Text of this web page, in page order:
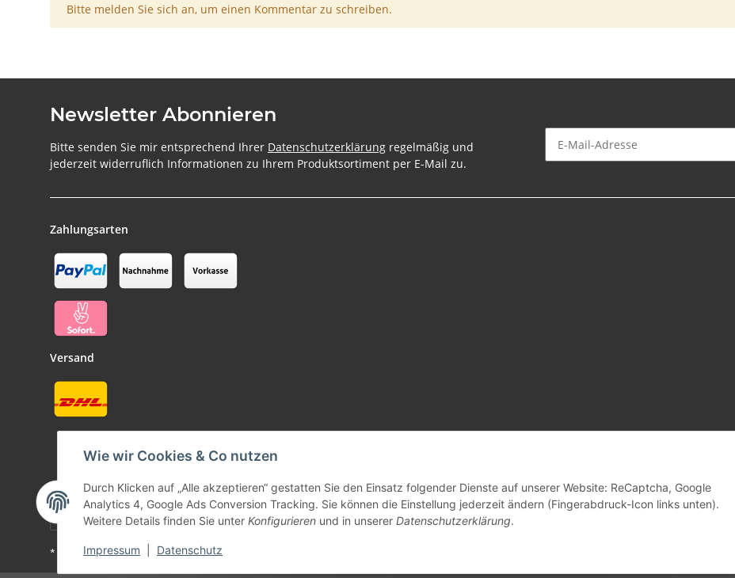
Wie wir Cookies & Co nutzen
Durch Klicken auf „Alle akzeptieren“ gestatten Sie den Einsatz folgender Dienste auf unserer Website: ReCaptcha, Google
Analytics 4, Google Ads Conversion Tracking. Sie können die Einstellung jederzeit ändern (Fingerabdruck-Icon links unten).
Weitere Details finden Sie unter Konfigurieren und in unserer Datenschutzerklärung.
Impressum Datenschutz
x
Bitte melden Sie sich an, um einen Kommentar zu schreiben.
Newsletter Abonnieren
Bitte senden Sie mir entsprechend Ihrer Datenschutzerklärung regelmäßig und
jederzeit widerruflich Informationen zu Ihrem Produktsortiment per E-Mail zu.
Zahlungsarten
Versand
* Alle Preise inkl. gesetzlicher USt., zzgl.